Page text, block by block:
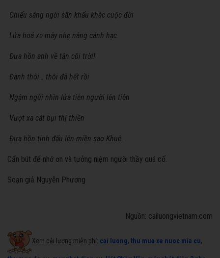
Chiếu sáng ngời sân khấu khác cuộc đời
Lửa hoá xe mây nhẹ nâng cánh hạc
Đưa hồn anh về tận cõi trời!
Đành thôi… thôi đã hết rồi
Ngậm ngùi nhìn lửa tiễn người lên tiên
Vượt xa cát bụi thị thiền
Đưa hồn tinh đẩu lên miền sao Khuê.
Cẩn bút để nhớ ơn và tưởng niệm người thầy quá cố.
Soạn giả Nguyễn Phương
Nguồn: cailuongvietnam.com
Xem cải lương miễn phí: cai luong, thu mua xe nuoc mia cu,